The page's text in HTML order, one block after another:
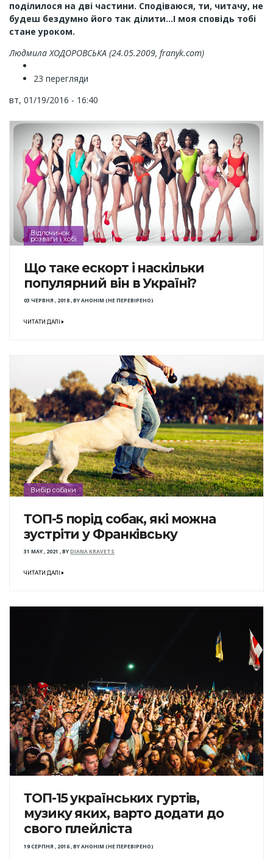
поділилося на дві частини. Сподіваюся, ти, читачу, не
будеш бездумно його так ділити…І моя сповідь тобі
стане уроком.
Людмила ХОДОРОВСЬКА (24.05.2009, franyk.com)
23 перегляди
вт, 01/19/2016 - 16:40
Відпочинок
розваги і хобі
Що таке ескорт і наскільки
популярний він в Україні?
03 ЧЕРВНЯ , 2018,BYАНОНІМ (НЕ ПЕРЕВІРЕНО)
ЧИТАТИ ДАЛІ
Вибір собаки
ТОП-5 порід собак, які можна
зустріти у Франківську
31 MAY , 2021 ,BYDIANA KRAVETS
ЧИТАТИ ДАЛІ
ТОП-15 українських гуртів,
музику яких, варто додати до
свого плейліста
19 СЕРПНЯ , 2016,BYАНОНІМ (НЕ ПЕРЕВІРЕНО)